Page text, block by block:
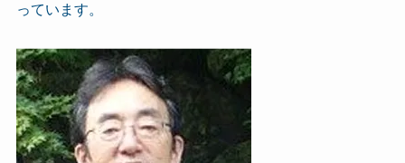
っています。